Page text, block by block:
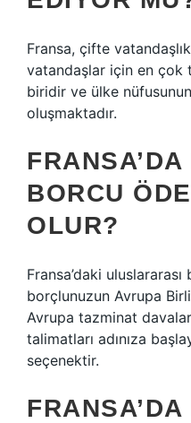
Fransa, çifte
vatandaşlar için en çok
biridir ve ülke
oluşmaktadır.
BORCU
OLUR?
Fransa’daki
borçlunuzun Avrupa
Avrupa tazminat
talimatları adınıza
seçenektir.